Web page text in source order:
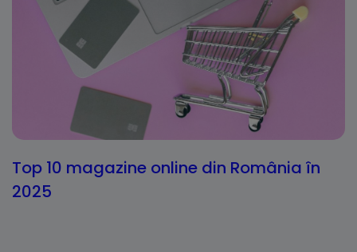
Top 10 magazine online din România în
2025